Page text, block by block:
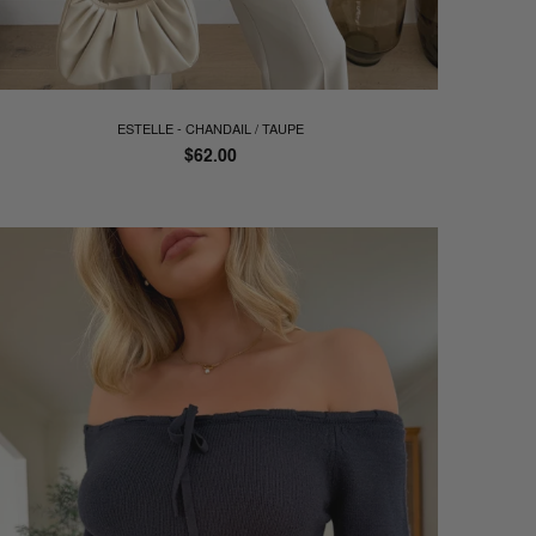
ESTELLE - CHANDAIL / TAUPE
Prix
$62.00